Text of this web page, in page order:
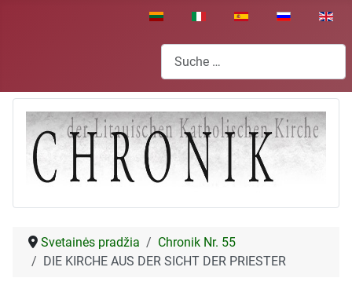
Sprache auswählen
Suchen
Svetainės pradžia
Chronik Nr. 55
DIE KIRCHE AUS DER SICHT DER PRIESTER